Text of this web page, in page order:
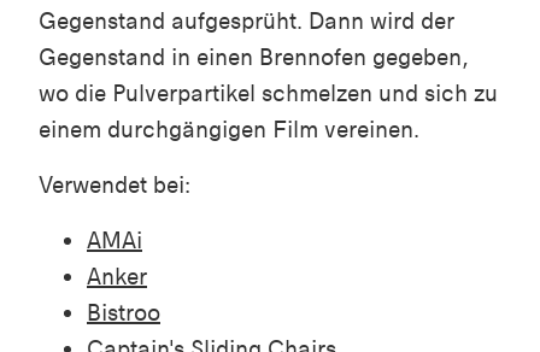
Gegenstand aufgesprüht. Dann wird der
Gegenstand in einen Brennofen gegeben,
wo die Pulverpartikel schmelzen und sich zu
einem durchgängigen Film vereinen.
Verwendet bei:
AMAi
Anker
Bistroo